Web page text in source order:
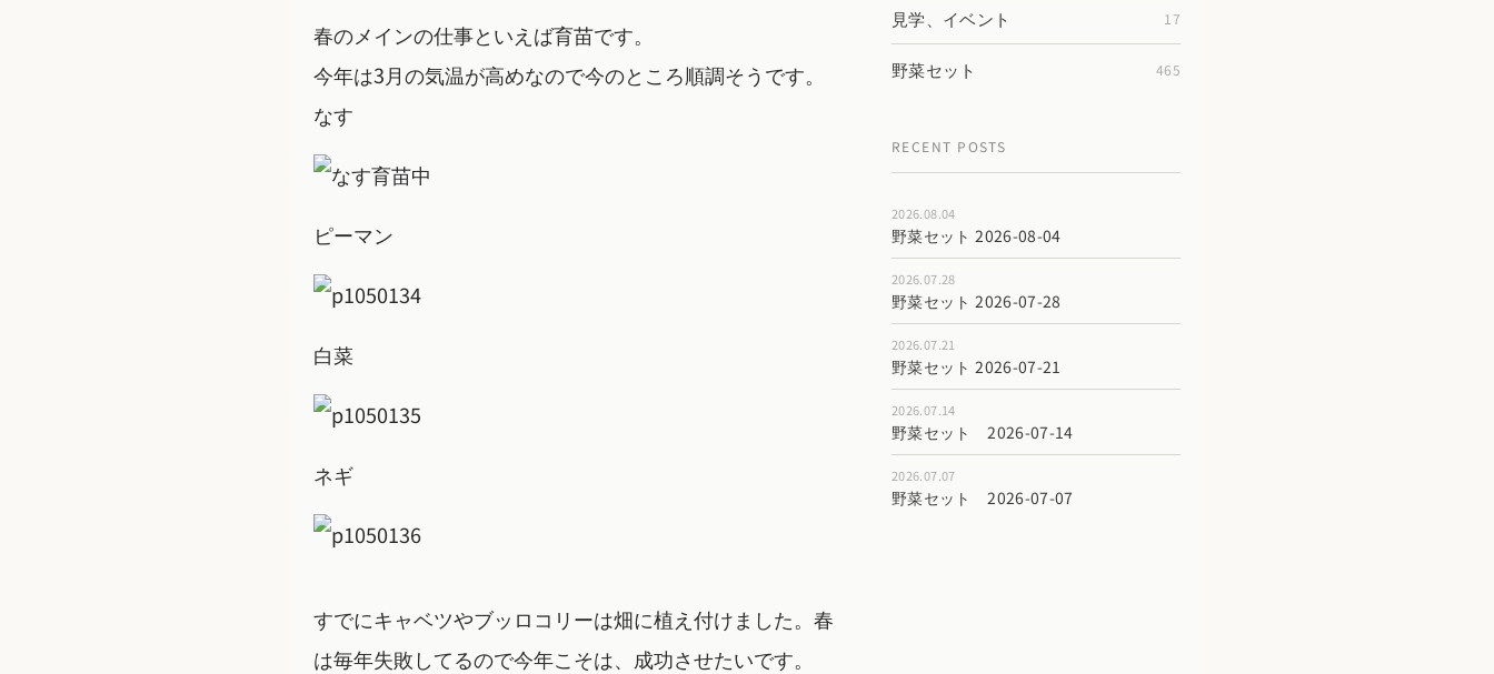
春のメインの仕事といえば育苗です。
今年は3月の気温が高めなので今のところ順調そうです。
なす
ピーマン
白菜
ネギ
すでにキャベツやブッロコリーは畑に植え付けました。春
は毎年失敗してるので今年こそは、成功させたいです。
見学、イベント 17
野菜セット 465
RECENT POSTS
2026.08.04
野菜セット 2026-08-04
2026.07.28
野菜セット 2026-07-28
2026.07.21
野菜セット 2026-07-21
2026.07.14
野菜セット 2026-07-14
2026.07.07
野菜セット 2026-07-07